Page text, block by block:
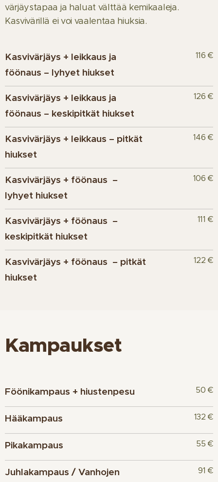
värjäystapaa ja haluat välttää kemikaaleja.
Kasvivärillä ei voi vaalentaa hiuksia.
Kasvivärjäys + leikkaus ja
föönaus – lyhyet hiukset
116 €
Kasvivärjäys + leikkaus ja
föönaus – keskipitkät hiukset
126 €
Kasvivärjäys + leikkaus – pitkät
hiukset
146 €
Kasvivärjäys + föönaus –
lyhyet hiukset
106 €
Kasvivärjäys + föönaus –
keskipitkät hiukset
111 €
Kasvivärjäys + föönaus – pitkät
hiukset
122 €
Kampaukset
Föönikampaus + hiustenpesu 50 €
Hääkampaus 132 €
Pikakampaus 55 €
Juhlakampaus / Vanhojen
91 €